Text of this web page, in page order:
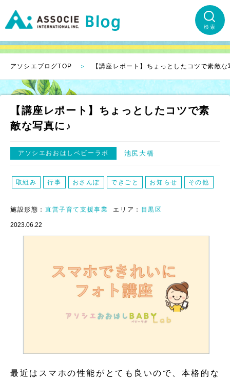
検索
アソシエブログTOP 【講座レポート】ちょっとしたコツで素敵な
【講座レポート】ちょっとしたコツで素
敵な写真に♪
アソシエおおはしベビーラボ 池尻大橋
取組み 行事 おさんぽ できごと お知らせ その他
施設形態： 直営子育て支援事業 エリア： 目黒区
2023.06.22
最近はスマホの性能がとても良いので、本格的な